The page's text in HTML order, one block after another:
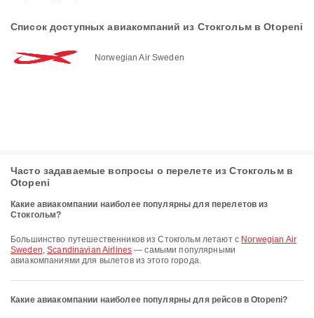
Список доступных авиакомпаний из Стокгольм в Otopeni
Norwegian Air Sweden
Часто задаваемые вопросы о перелете из Стокгольм в
Otopeni
Какие авиакомпании наиболее популярны для перелетов из
Стокгольм?
Большинство путешественников из Стокгольм летают с Norwegian Air
Sweden,Scandinavian Airlines — самыми популярными
авиакомпаниями для вылетов из этого города.
Какие авиакомпании наиболее популярны для рейсов в Otopeni?